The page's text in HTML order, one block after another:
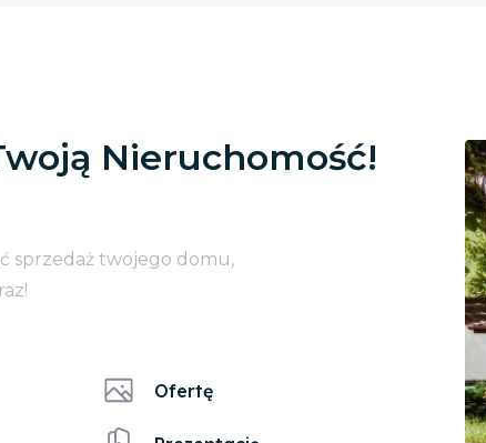
Nieruchomość!
sprzedaż twojego domu,
Ofertę